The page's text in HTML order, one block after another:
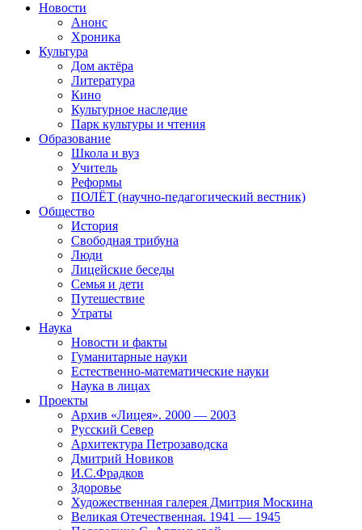
Новости
Анонс
Хроника
Культура
Дом актёра
Литература
Кино
Культурное наследие
Парк культуры и чтения
Образование
Школа и вуз
Учитель
Реформы
ПОЛЁТ (научно-педагогический вестник)
Общество
История
Свободная трибуна
Люди
Лицейские беседы
Семья и дети
Путешествие
Утраты
Наука
Новости и факты
Гуманитарные науки
Естественно-математические науки
Наука в лицах
Проекты
Архив «Лицея». 2000 — 2003
Русский Север
Архитектура Петрозаводска
Дмитрий Новиков
И.С.Фрадков
Здоровье
Художественная галерея Дмитрия Москина
Великая Отечественная. 1941 — 1945